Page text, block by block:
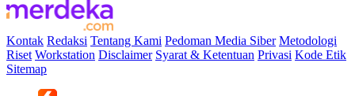
Kontak Redaksi Tentang Kami Pedoman Media Siber Metodologi
Riset Workstation Disclaimer Syarat & Ketentuan Privasi Kode Etik
Sitemap